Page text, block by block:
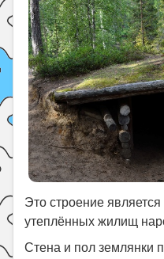
Это строение
утеплённых жилищ
Стена и пол землянки